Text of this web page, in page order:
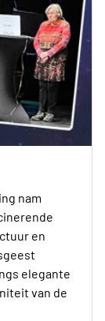
nam
en
elegante
van de